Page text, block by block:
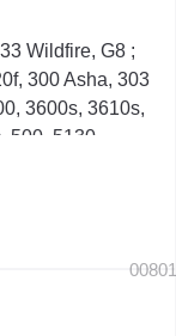
Wildfire, G8 ;
300 Asha, 303
3600s, 3610s,
5130,...